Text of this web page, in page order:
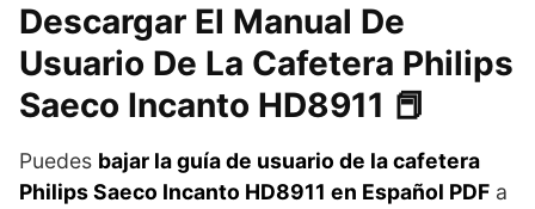
Descargar El Manual De
Usuario De La Cafetera Philips
Saeco Incanto HD8911 📕
Puedes bajar la guía de usuario de la cafetera
Philips Saeco Incanto HD8911 en Español PDF a